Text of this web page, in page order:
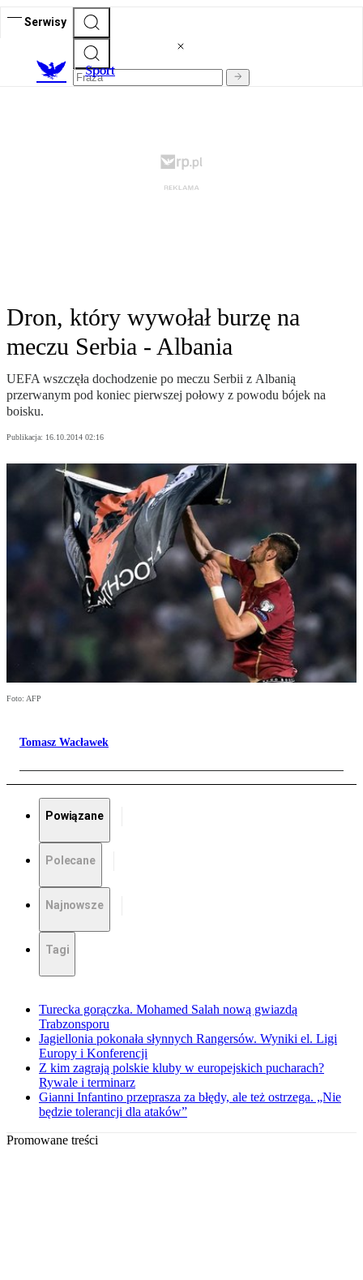
Serwisy
Sport
Dron, który wywołał burzę na
meczu Serbia - Albania
UEFA wszczęła dochodzenie po meczu Serbii z Albanią
przerwanym pod koniec pierwszej połowy z powodu bójek na
boisku.
Publikacja: 16.10.2014 02:16
Foto: AFP
Tomasz Wacławek
Powiązane
Polecane
Najnowsze
Tagi
Turecka gorączka. Mohamed Salah nową gwiazdą
Trabzonsporu
Jagiellonia pokonała słynnych Rangersów. Wyniki el. Ligi
Europy i Konferencji
Z kim zagrają polskie kluby w europejskich pucharach?
Rywale i terminarz
Gianni Infantino przeprasza za błędy, ale też ostrzega. „Nie
będzie tolerancji dla ataków”
Promowane treści